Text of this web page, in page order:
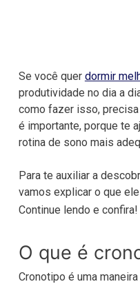
Se você quer dormir
produtividade no dia a
como fazer isso,
é importante, porque te
rotina de sono mais
Para te auxiliar a
vamos explicar o que
Continue lendo e confira!
O que é
Cronotipo é uma